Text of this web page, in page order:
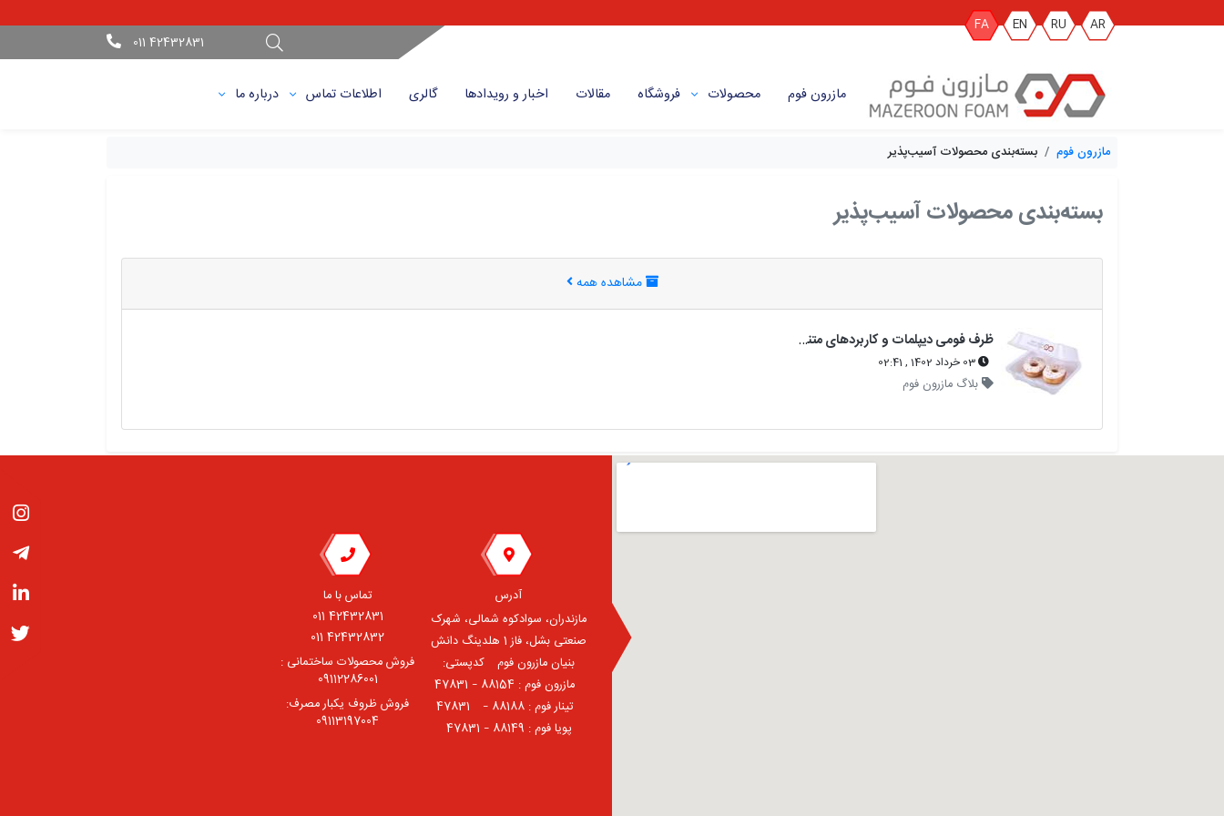
FA EN RU
AR
42432831 011
مازرون فوم محصولات فروشگاه مقالات اخبار و رویداد‌ها گالری اطلاعات تماس درباره ما
مازرون فوم بسته‌بندی محصولات آسیب‌پذیر
بسته‌بندی محصولات آسیب‌پذیر
مشاهده همه
ظرف فومی دیپلمات و کاربردهای متنوع آن
03 خرداد 1402 , 02:41
بلاگ مازرون فوم
آدرس
مازندران، سوادکوه شمالی، شهرک
صنعتی بشل، فاز 1 هلدینگ دانش
بنیان مازرون فوم ⠀کدپستی:
⠀مازرون فوم : 88154 – 47831
⠀تینار فوم : 88188 – 47831⠀
پویا فوم : 88149 – 47831
تماس با ما
42432831 011
42432832 011
فروش محصولات ساختمانی :
09112286001
فروش ظروف یکبار مصرف:
09113197004